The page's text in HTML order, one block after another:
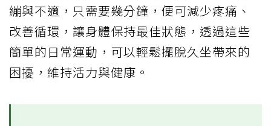
繃與不適，只需要幾分鐘，便可減少疼痛、
改善循環，讓身體保持最佳狀態，透過這些
簡單的日常運動，可以輕鬆擺脫久坐帶來的
困擾，維持活力與健康。